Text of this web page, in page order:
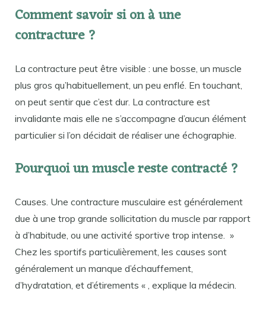
Comment savoir si on à une
contracture ?
La contracture peut être visible : une bosse, un muscle
plus gros qu’habituellement, un peu enflé. En touchant,
on peut sentir que c’est dur. La contracture est
invalidante mais elle ne s’accompagne d’aucun élément
particulier si l’on décidait de réaliser une échographie.
Pourquoi un muscle reste contracté ?
Causes. Une contracture musculaire est généralement
due à une trop grande sollicitation du muscle par rapport
à d’habitude, ou une activité sportive trop intense. »
Chez les sportifs particulièrement, les causes sont
généralement un manque d’échauffement,
d’hydratation, et d’étirements « , explique la médecin.